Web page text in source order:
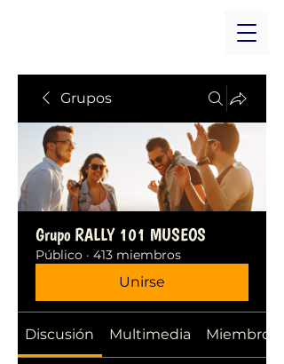
Grupos
Grupo RALLY 101 MUSEOS
Público · 413 miembros
Unirse
Discusión Multimedia Miembros